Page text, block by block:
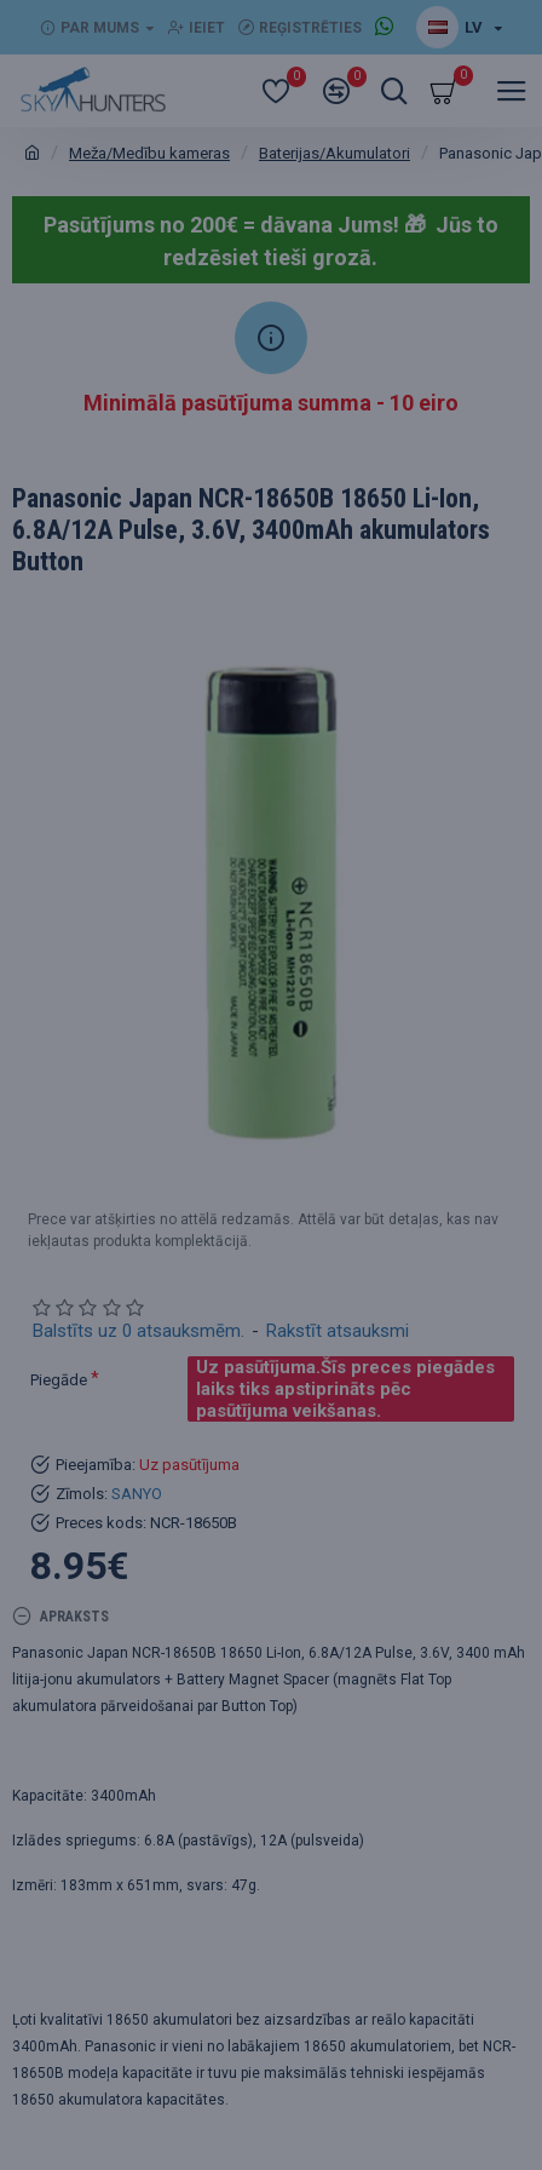
PAR MUMS IEIET REĢISTRĒTIES LV
0 0 0
Meža/Medību kameras Baterijas/Akumulatori Panasonic
Pasūtījums no 200€ = dāvana Jums! 🎁 Jūs to
redzēsiet tieši grozā.
Minimālā pasūtījuma summa - 10 eiro
Panasonic Japan NCR-18650B 18650 Li-Ion,
6.8A/12A Pulse, 3.6V, 3400mAh akumulators
Button
Prece var atšķirties no attēlā redzamās. Attēlā var būt detaļas, kas nav
iekļautas produkta komplektācijā.
Pieejamība: Uz pasūtījuma
Zīmols: SANYO
Preces kods: NCR-18650B
Balstīts uz 0 atsauksmēm. - Rakstīt atsauksmi
8.95€
Piegāde
Uz pasūtījuma.Šīs preces piegādes
laiks tiks apstiprināts pēc
pasūtījuma veikšanas.
APRAKSTS
Panasonic Japan NCR-18650B 18650 Li-Ion, 6.8A/12A Pulse, 3.6V, 3400 mAh
litija-jonu akumulators + Battery Magnet Spacer (magnēts Flat Top
akumulatora pārveidošanai par Button Top)
Kapacitāte: 3400mAh
Izlādes spriegums: 6.8A (pastāvīgs), 12A (pulsveida)
Izmēri: 183mm x 651mm, svars: 47g.
Ļoti kvalitatīvi 18650 akumulatori bez aizsardzības ar reālo kapacitāti
3400mAh. Panasonic ir vieni no labākajiem 18650 akumulatoriem, bet NCR-
18650B modeļa kapacitāte ir tuvu pie maksimālās tehniski iespējamās
18650 akumulatora kapacitātes.